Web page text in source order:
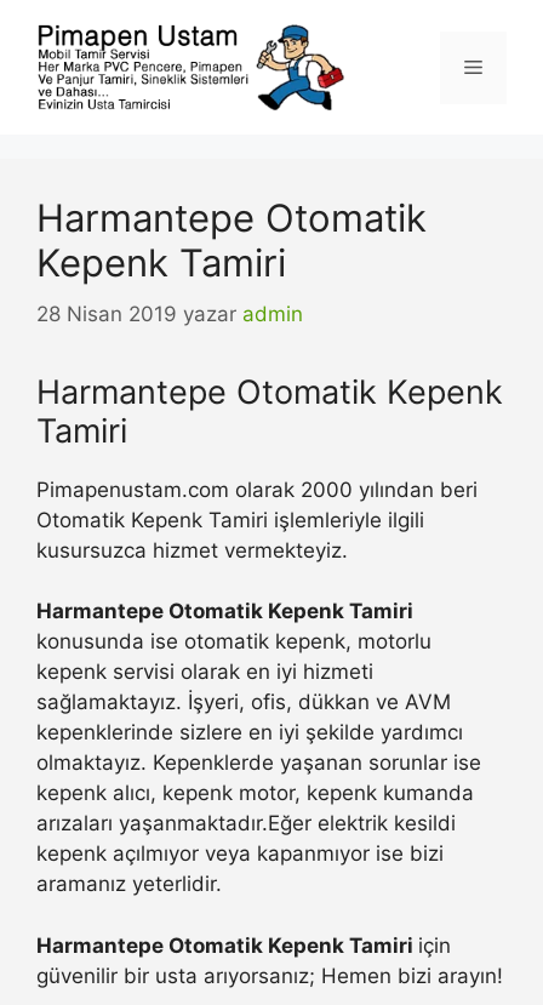
Menü
Harmantepe Otomatik
Kepenk Tamiri
28 Nisan 2019 yazar admin
Harmantepe Otomatik Kepenk
Tamiri
Pimapenustam.com olarak 2000 yılından beri
Otomatik Kepenk Tamiri işlemleriyle ilgili
kusursuzca hizmet vermekteyiz.
Harmantepe Otomatik Kepenk Tamiri
konusunda ise otomatik kepenk, motorlu
kepenk servisi olarak en iyi hizmeti
sağlamaktayız. İşyeri, ofis, dükkan ve AVM
kepenklerinde sizlere en iyi şekilde yardımcı
olmaktayız. Kepenklerde yaşanan sorunlar ise
kepenk alıcı, kepenk motor, kepenk kumanda
arızaları yaşanmaktadır.Eğer elektrik kesildi
kepenk açılmıyor veya kapanmıyor ise bizi
aramanız yeterlidir.
Harmantepe Otomatik Kepenk Tamiri için
güvenilir bir usta arıyorsanız; Hemen bizi arayın!